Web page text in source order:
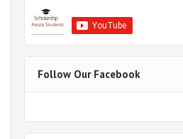
Follow Our Facebook